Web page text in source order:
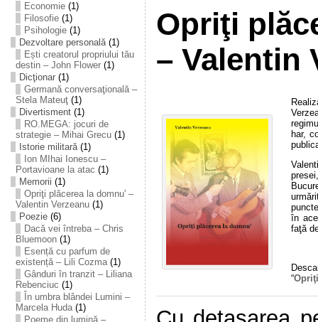
Economie(1)
Filosofie(1)
Psihologie(1)
Dezvoltare personală(1)
Ești creatorul propriului tău
destin – John Flower(1)
Dicţionar(1)
Germană conversaţională –
Stela Mateuţ(1)
Divertisment(1)
RO.MEGA: jocuri de
strategie – Mihai Grecu(1)
Istorie militară(1)
Ion MIhai Ionescu –
Portavioane la atac (1)
Memorii (1)
Opriţi plăcerea la domnu' –
Valentin Verzeanu(1)
Poezie(6)
Dacă vei întreba – Chris
Bluemoon(1)
Esență cu parfum de
existență – Lili Cozma(1)
Gânduri în tranzit – Liliana
Rebenciuc (1)
În umbra blândei Lumini –
Marcela Huda(1)
Poeme din lumină –
Opriţi
– Valentin
har,
în
faţă
“